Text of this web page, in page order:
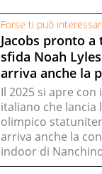
Forse ti può
Jacobs pronto
sfida Noah
arriva anche la
Il 2025 si apre
italiano che lancia
olimpico
arriva anche la
indoor di